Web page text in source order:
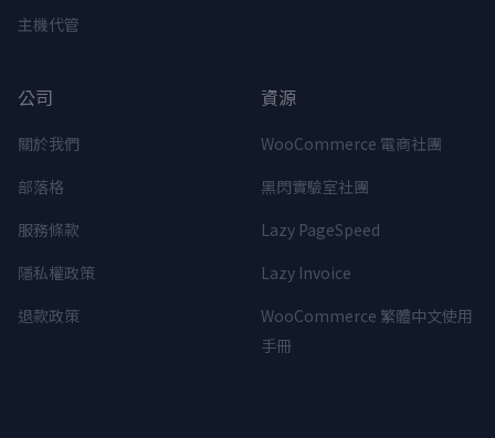
主機代管
公司
關於我們
部落格
服務條款
隱私權政策
退款政策
資源
WooCommerce 電商社團
黑閃實驗室社團
Lazy PageSpeed
Lazy Invoice
WooCommerce 繁體中文使用
手冊